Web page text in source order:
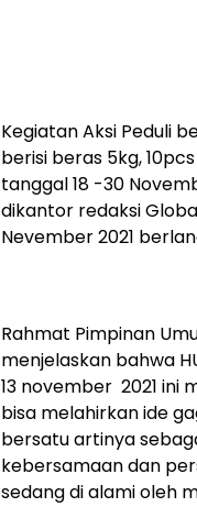
Kegiatan Aksi Peduli
berisi beras 5kg,
tanggal 18 -30
dikantor redaksi
Nevember 2021
Rahmat Pimpinan
menjelaskan bahwa
13 november 2021 ini
bisa melahirkan ide
bersatu artinya
kebersamaan dan
sedang di alami oleh